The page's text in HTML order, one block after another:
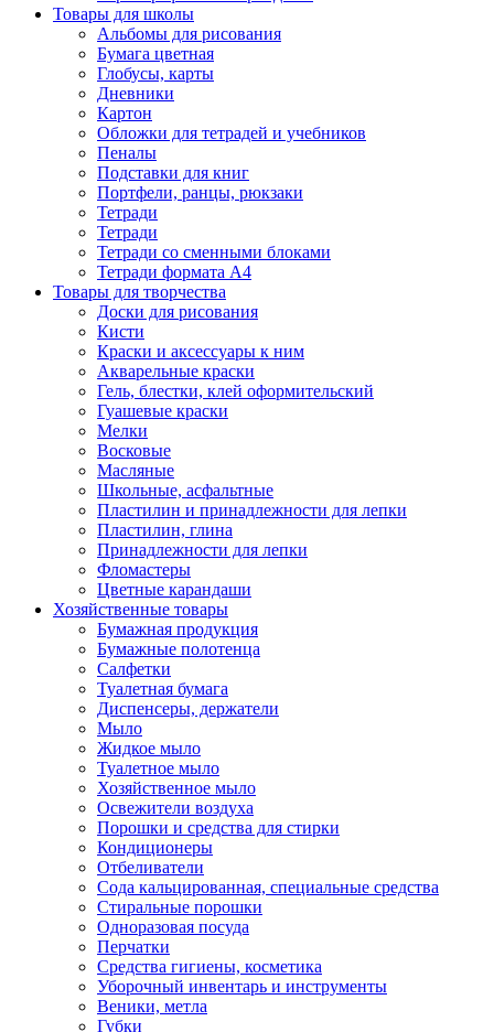
Товары для школы
Альбомы для рисования
Бумага цветная
Глобусы, карты
Дневники
Картон
Обложки для тетрадей и учебников
Пеналы
Подставки для книг
Портфели, ранцы, рюкзаки
Тетради
Тетради
Тетради со сменными блоками
Тетради формата А4
Товары для творчества
Доски для рисования
Кисти
Краски и аксессуары к ним
Акварельные краски
Гель, блестки, клей оформительский
Гуашевые краски
Мелки
Восковые
Масляные
Школьные, асфальтные
Пластилин и принадлежности для лепки
Пластилин, глина
Принадлежности для лепки
Фломастеры
Цветные карандаши
Хозяйственные товары
Бумажная продукция
Бумажные полотенца
Салфетки
Туалетная бумага
Диспенсеры, держатели
Мыло
Жидкое мыло
Туалетное мыло
Хозяйственное мыло
Освежители воздуха
Порошки и средства для стирки
Кондиционеры
Отбеливатели
Сода кальцированная, специальные средства
Стиральные порошки
Одноразовая посуда
Перчатки
Средства гигиены, косметика
Уборочный инвентарь и инструменты
Веники, метла
Губки